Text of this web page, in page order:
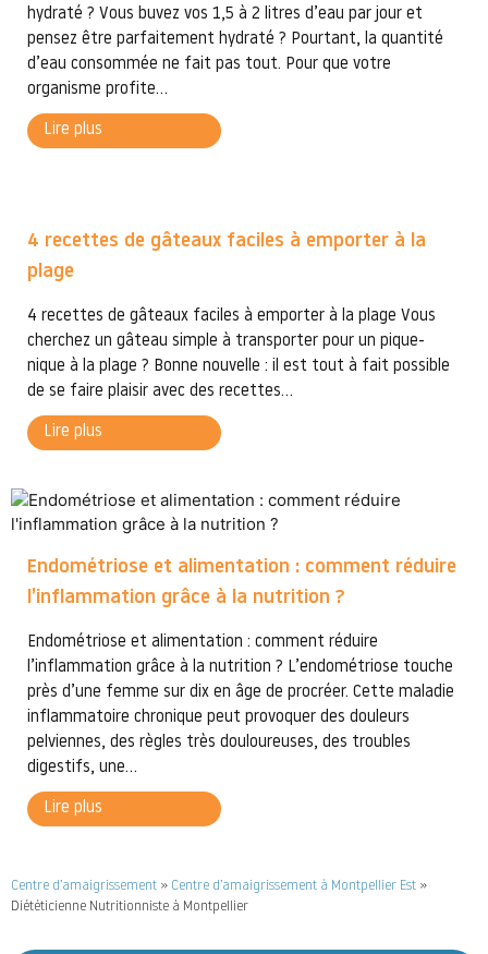
hydraté ? Vous buvez vos 1,5 à 2 litres d’eau par jour et
pensez être parfaitement hydraté ? Pourtant, la quantité
d’eau consommée ne fait pas tout. Pour que votre
organisme profite...
Lire plus
4 recettes de gâteaux faciles à emporter à la
plage
4 recettes de gâteaux faciles à emporter à la plage Vous
cherchez un gâteau simple à transporter pour un pique-
nique à la plage ? Bonne nouvelle : il est tout à fait possible
de se faire plaisir avec des recettes...
Lire plus
Endométriose et alimentation : comment réduire
l’inflammation grâce à la nutrition ?
Endométriose et alimentation : comment réduire
l’inflammation grâce à la nutrition ? L’endométriose touche
près d’une femme sur dix en âge de procréer. Cette maladie
inflammatoire chronique peut provoquer des douleurs
pelviennes, des règles très douloureuses, des troubles
digestifs, une...
Lire plus
Centre d’amaigrissement » Centre d’amaigrissement à Montpellier Est »
Diététicienne Nutritionniste à Montpellier